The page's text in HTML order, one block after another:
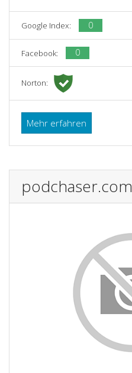
Google Index: 0
Facebook: 0
Norton:
Mehr erfahren
podchaser.com